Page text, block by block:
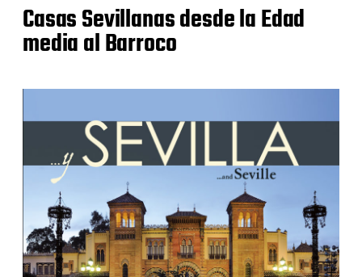
Casas Sevillanas desde la Edad
media al Barroco